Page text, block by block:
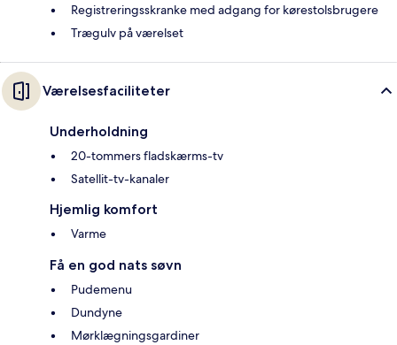
Registreringsskranke med adgang for kørestolsbrugere
Trægulv på værelset
Værelsesfaciliteter
Underholdning
20-tommers fladskærms-tv
Satellit-tv-kanaler
Hjemlig komfort
Varme
Få en god nats søvn
Pudemenu
Dundyne
Mørklægningsgardiner